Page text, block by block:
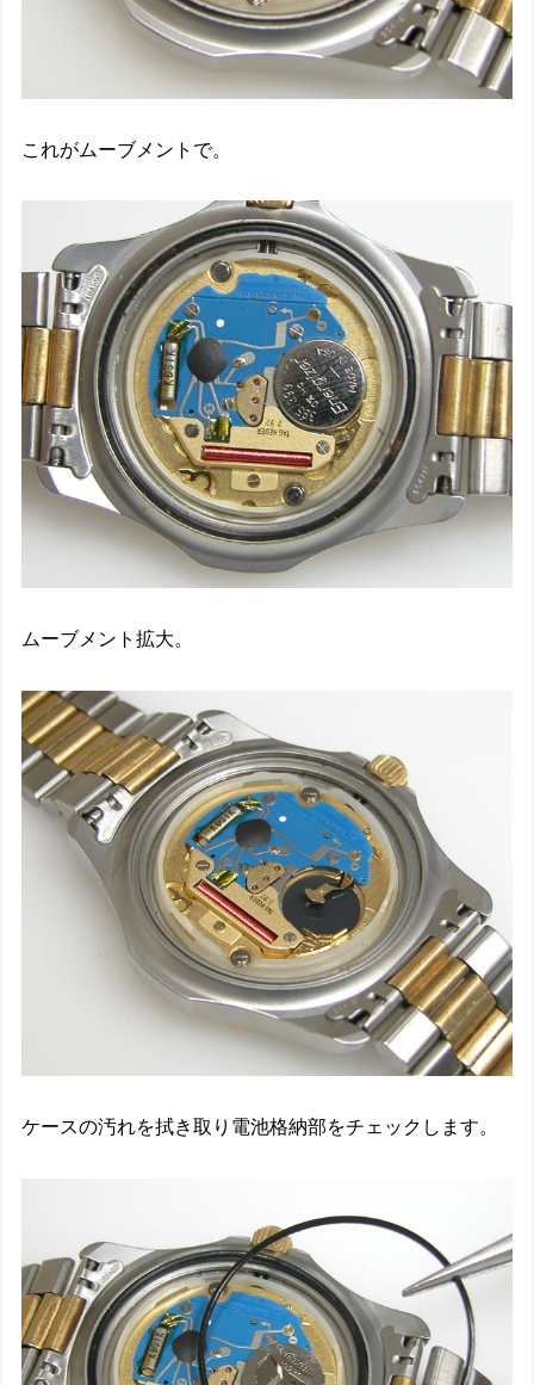
これがムーブメントで。
ムーブメント拡大。
ケースの汚れを拭き取り電池格納部をチェックします。